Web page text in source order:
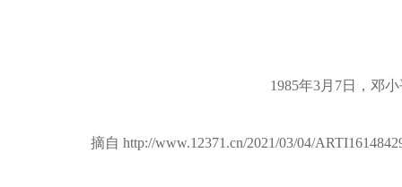
1985年3月7日，邓
摘自 http://www.12371.cn/2021/03/04/